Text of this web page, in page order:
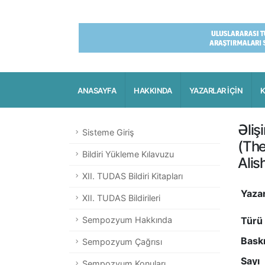
ANASAYFA HAKKINDA YAZARLAR İÇİN
Sisteme Giriş
Bildiri Yükleme Kılavuzu
XII. TUDAS Bildiri Kitapları
XII. TUDAS Bildirileri
Sempozyum Hakkında
Sempozyum Çağrısı
(
Türü
Sayı